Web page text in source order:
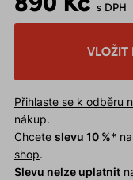
s DPH
VLOŽIT
Přihlaste se k odběru
nákup.
Chcete slevu 10 %*
shop.
Slevu nelze uplatnit